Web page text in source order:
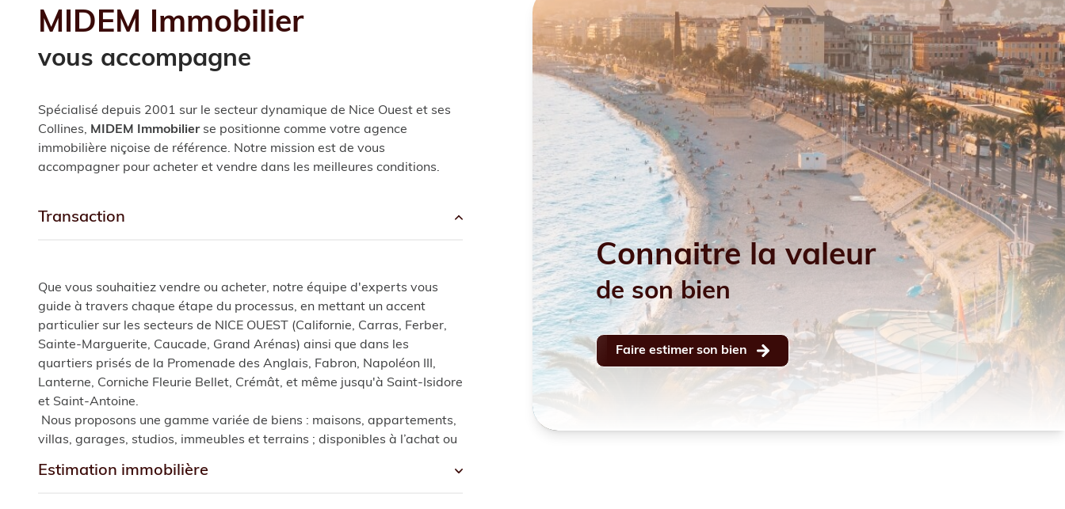
connaitre la valeur
de son bien
Faire estimer son bien
MIDEM Immobilier
vous accompagne
Spécialisé depuis 2001 sur le secteur dynamique de Nice Ouest et ses
Collines, MIDEM Immobilierse positionne comme votre agence
immobilière niçoise de référence. Notre mission est de vous
accompagner pour acheter et vendre dans les meilleures conditions.
transaction
Que vous souhaitiez vendre ou acheter, notre équipe d'experts vous
guide à travers chaque étape du processus, en mettant un accent
particulier sur les secteurs de NICE OUEST (Californie, Carras, Ferber,
Sainte-Marguerite, Caucade, Grand Arénas) ainsi que dans les
quartiers prisés de la Promenade des Anglais, Fabron, Napoléon III,
Lanterne, Corniche Fleurie Bellet, Crémât, et même jusqu'à Saint-Isidore
et Saint-Antoine.
Nous proposons une gamme variée de biens : maisons, appartements,
villas, garages, studios, immeubles et terrains ; disponibles à l’achat ou
estimation immobilière